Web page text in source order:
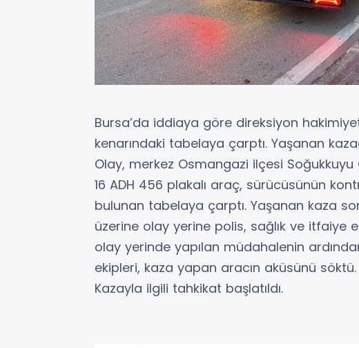
Bursa’da iddiaya göre direksiyon
kenarındaki tabelaya çarptı. Yaşanan
Olay, merkez Osmangazi ilçesi
16 ADH 456 plakalı araç, sürücüsünün
bulunan tabelaya çarptı. Yaşanan kaza
üzerine olay yerine polis, sağlık ve itfaiye
olay yerinde yapılan müdahalenin
ekipleri, kaza yapan aracın aküsünü söktü.
Kazayla ilgili tahkikat başlatıldı.